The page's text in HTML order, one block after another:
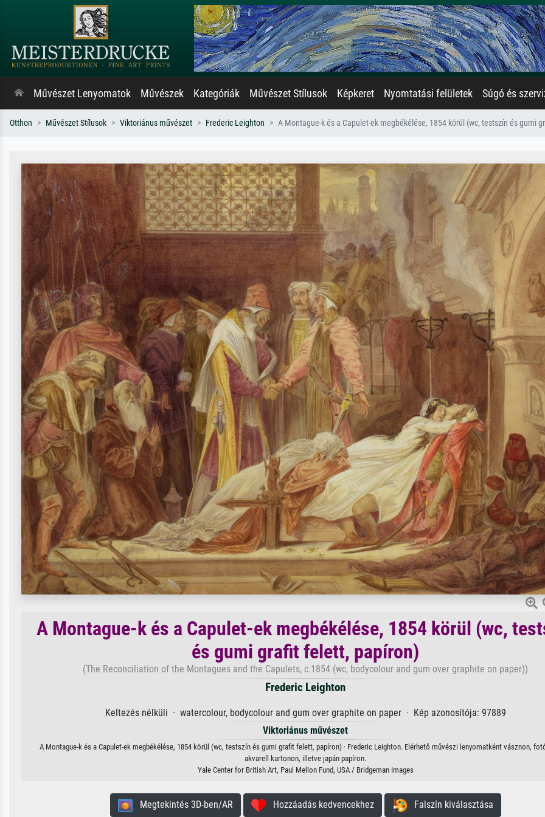
Művészet Lenyomatok Művészek Kategóriák Művészet Stílusok Képkeret Nyomtatási felületek Súgó és
Otthon Művészet Stílusok Viktoriánus művészet Frederic Leighton A Montague-k és a Capulet-ek megbékélése, 1854 körül (wc, testszín és gumi
A Montague-k és a Capulet-ek megbékélése, 1854 körül (wc,
és gumi grafit felett, papíron)
(The Reconciliation of the Montagues and the Capulets, c.1854 (wc, bodycolour and gum over graphite on paper))
Frederic Leighton
Keltezés nélküli · watercolour, bodycolour and gum over graphite on paper · Kép azonosítója: 97889
Viktoriánus művészet
A Montague-k és a Capulet-ek megbékélése, 1854 körül (wc, testszín és gumi grafit felett, papíron) · Frederic Leighton. Elérhető művészi lenyomatként vásznon,
akvarell kartonon, illetve japán papíron.
Yale Center for British Art, Paul Mellon Fund, USA / Bridgeman Images
Megtekintés 3D-ben/AR Hozzáadás kedvencekhez Falszín kiválasztása